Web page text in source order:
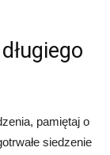
pamiętaj o
siedzenie